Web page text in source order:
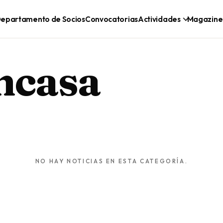
de SociosConvocatoriasActividades Magazine
NO HAY NOTICIAS EN ESTA CATEGORÍA.